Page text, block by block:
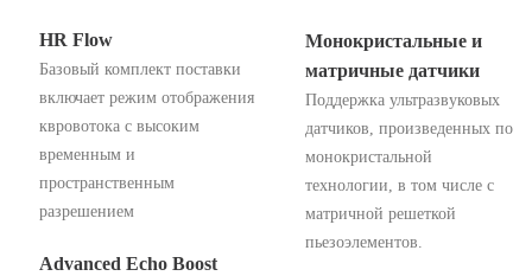
HR Flow
Базовый комплект поставки
включает режим отображения
квровотока с высоким
временным и
пространственным
разрешением
Advanced Echo Boost
Монокристальные и
матричные датчики
Поддержка ультразвуковых
датчиков, произведенных по
монокристальной
технологии, в том числе с
матричной решеткой
пьезоэлементов.